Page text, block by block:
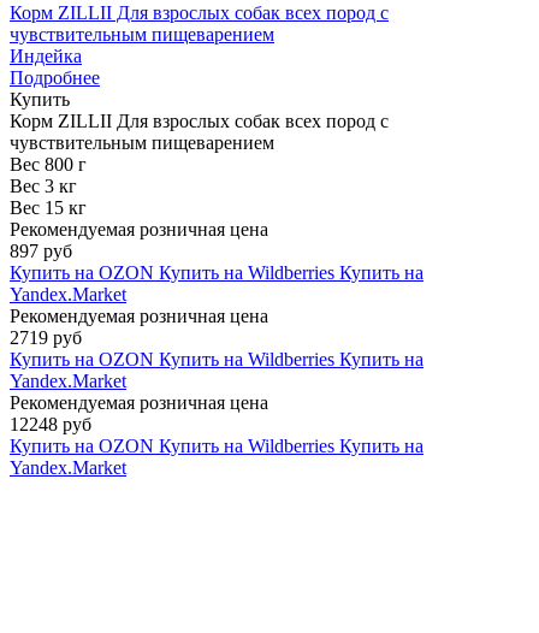
Корм ZILLII Для взрослых собак всех пород с
чувствительным пищеварением
Индейка
Подробнее
Купить
Корм ZILLII Для взрослых собак всех пород с
чувствительным пищеварением
Вес 800 г
Вес 3 кг
Вес 15 кг
Рекомендуемая розничная цена
897 руб
Купить на OZON Купить на Wildberries Купить на
Yandex.Market
Рекомендуемая розничная цена
2719 руб
Купить на OZON Купить на Wildberries Купить на
Yandex.Market
Рекомендуемая розничная цена
12248 руб
Купить на OZON Купить на Wildberries Купить на
Yandex.Market